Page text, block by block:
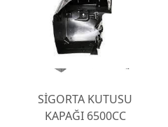
SİGORTA KUTUSU
KAPAĞI 6500CC